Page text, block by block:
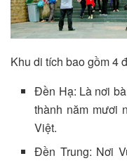
Khu di tích bao gồm 4
Đền Hạ: Là nơi
thành năm mươi
Việt.
Đền Trung: Nơi